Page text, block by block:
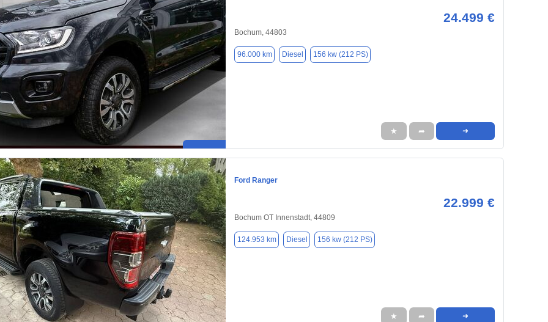
24.499 €
Bochum, 44803
96.000 km Diesel 156 kw (212 PS)
★ ➦ ➜
Ford Ranger
22.999 €
Bochum OT Innenstadt, 44809
124.953 km Diesel 156 kw (212 PS)
★ ➦ ➜